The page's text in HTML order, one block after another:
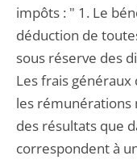
impôts : " 1. Le
déduction de
sous réserve des
Les frais
les rémunérations
des résultats que
correspondent à